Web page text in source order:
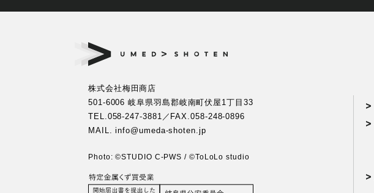
株式会社梅田商店
501-6006 岐阜県羽島郡岐南町伏屋1丁目33
TEL.058-247-3881 ／FAX.058-248-0896
MAIL. info@umeda-shoten.jp
Photo: ©︎STUDIO C-PWS / ©︎ToLoLo studio